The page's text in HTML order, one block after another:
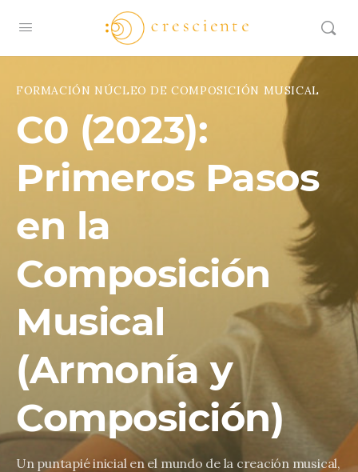
FORMACIÓN NÚCLEO DE COMPOSICIÓN MUSICAL
C0 (2023):
Primeros Pasos
en la
Composición
Musical
(Armonía y
Composición)
Un puntapié inicial en el mundo de la creación musical,